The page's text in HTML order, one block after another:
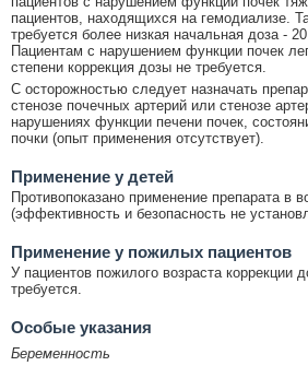
пациентов, находящихся на гемодиализе.
требуется более низкая начальная доза -
Пациентам с нарушением функции почек
степени коррекция дозы не требуется.
С осторожностью следует назначать
стенозе почечных артерий или стенозе
нарушениях функции печени почек,
почки (опыт применения отсутствует).
Применение у детей
Противопоказано применение препарата в
(эффективность и безопасность не
Применение у пожилых пациентов
У пациентов пожилого возраста коррекции
требуется.
Особые указания
Беременность